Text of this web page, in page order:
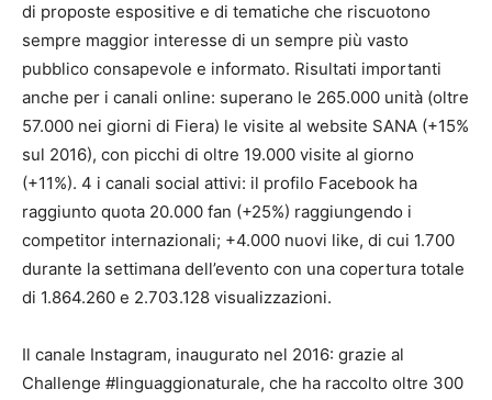
di proposte espositive e di tematiche che riscuotono
sempre maggior interesse di un sempre più vasto
pubblico consapevole e informato. Risultati importanti
anche per i canali online: superano le 265.000 unità (oltre
57.000 nei giorni di Fiera) le visite al website SANA (+15%
sul 2016), con picchi di oltre 19.000 visite al giorno
(+11%). 4 i canali social attivi: il profilo Facebook ha
raggiunto quota 20.000 fan (+25%) raggiungendo i
competitor internazionali; +4.000 nuovi like, di cui 1.700
durante la settimana dell’evento con una copertura totale
di 1.864.260 e 2.703.128 visualizzazioni.
Il canale Instagram, inaugurato nel 2016: grazie al
Challenge #linguaggionaturale, che ha raccolto oltre 300